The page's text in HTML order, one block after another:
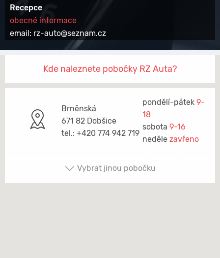
Recepce
obecné informace
email: rz-auto@seznam.cz
Kde naleznete pobočky RZ Auta?
Brněnská
671 82 Dobšice
tel.: +420 774 942 719
pondělí-pátek 9-
18
sobota 9-16
neděle zavřeno
Vybrat jinou pobočku